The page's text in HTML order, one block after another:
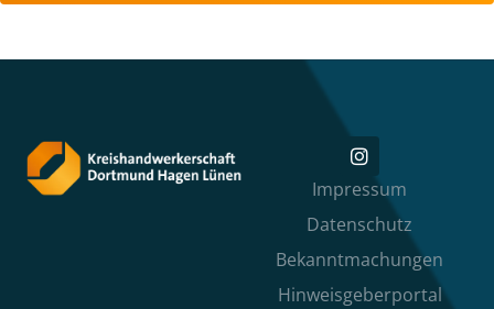
Impressum
Datenschutz
Bekanntmachungen
Hinweisgeberportal